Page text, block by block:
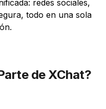
redes sociales,
todo en una sola
de XChat?